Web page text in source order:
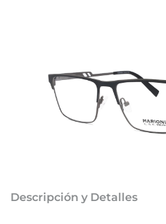
Descripción y Detalles